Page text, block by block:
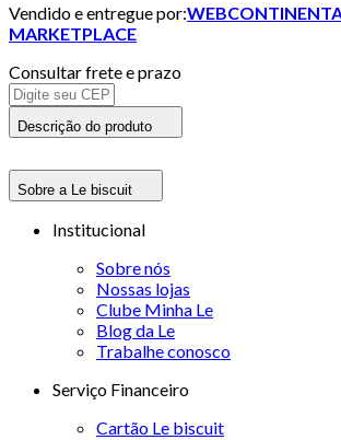
Vendido e entregue por:
MARKETPLACE
Consultar frete e prazo
Descrição do produto
Sobre a Le biscuit
Institucional
Sobre nós
Nossas lojas
Clube Minha Le
Blog da Le
Trabalhe conosco
Serviço Financeiro
Cartão Le biscuit